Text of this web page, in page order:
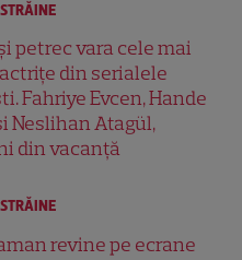
petrec vara cele mai
din serialele
Fahriye Evcen, Hande
Neslihan Atagül,
din vacanță
revine pe ecrane